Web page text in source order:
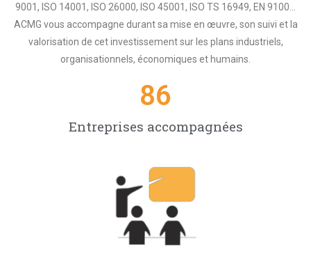
9001, ISO 14001, ISO 26000, ISO 45001, ISO TS 16949, EN 9100...
ACMG vous accompagne durant sa mise en œuvre, son suivi et la
valorisation de cet investissement sur les plans industriels,
organisationnels, économiques et humains.
94
Entreprises accompagnées